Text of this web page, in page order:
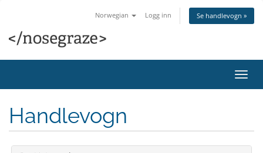
Norwegian Logg inn Se handlevogn »
Bytt
Handlevogn